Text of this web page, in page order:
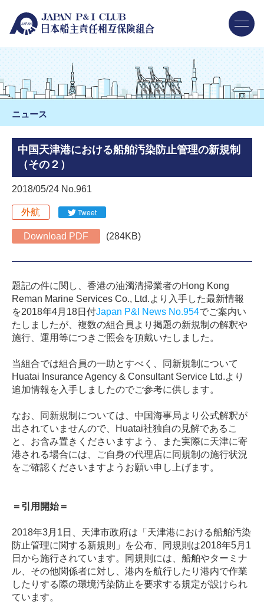
ニュース
中国天津港における船舶汚染防止管理の新規制
（その２）
2018/05/24 No.961
外航 Tweet
Download PDF (284KB)
題記の件に関し、香港の油濁清掃業者のHong Kong
Reman Marine Services Co., Ltd.より入手した最新情報
を2018年4月18日付Japan P&I News No.954でご案内い
たしましたが、複数の組合員より掲題の新規制の解釈や
施行、運用等につきご照会を頂戴いたしました。
当組合では組合員の一助とすべく、同新規制について
Huatai Insurance Agency & Consultant Service Ltd.より
追加情報を入手しましたのでご参考に供します。
なお、同新規制については、中国海事局より公式解釈が
出されていませんので、Huatai社独自の見解であるこ
と、お含み置きくださいますよう、また実際に天津に寄
港される場合には、ご自身の代理店に同規制の施行状況
をご確認くださいますようお願い申し上げます。
＝引用開始＝
2018年3月1日、天津市政府は「天津港における船舶汚染
防止管理に関する新規則」を公布、同規則は2018年5月1
日から施行されています。同規則には、船舶やターミナ
ル、その他関係者に対し、港内を航行したり港内で作業
したりする際の環境汚染防止を要求する規定が設けられ
ています。